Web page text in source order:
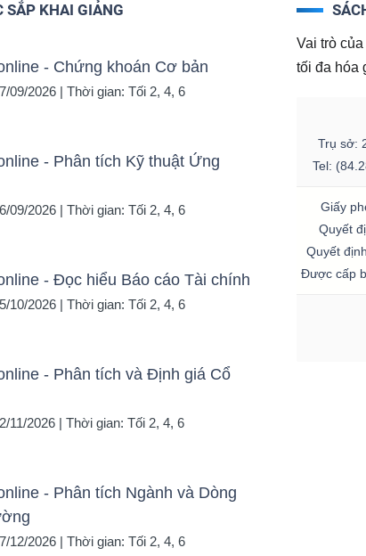
SẮP KHAI GIẢNG
- Chứng khoán Cơ bản
09/2026 | Thời gian: Tối 2, 4, 6
- Phân tích Kỹ thuật Ứng
09/2026 | Thời gian: Tối 2, 4, 6
- Đọc hiểu Báo cáo Tài chính
10/2026 | Thời gian: Tối 2, 4, 6
- Phân tích và Định giá Cổ
11/2026 | Thời gian: Tối 2, 4, 6
- Phân tích Ngành và Dòng
12/2026 | Thời gian: Tối 2, 4, 6
Vai trò
tối đa hóa
Trụ sở:
Tel:
Giấy
Quyết
Quyết
Được cấp